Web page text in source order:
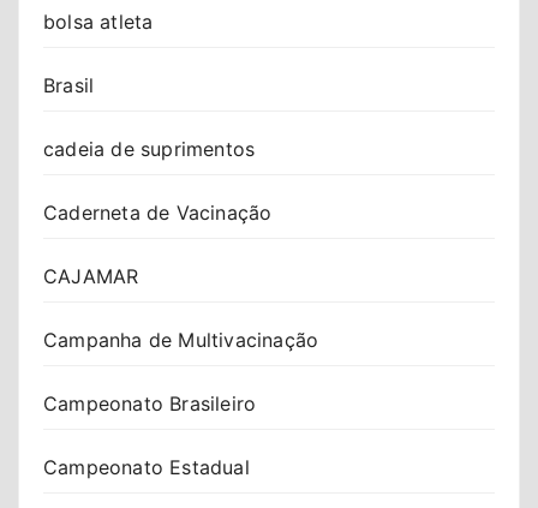
bolsa atleta
Brasil
cadeia de suprimentos
Caderneta de Vacinação
CAJAMAR
Campanha de Multivacinação
Campeonato Brasileiro
Campeonato Estadual